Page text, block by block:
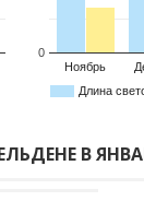
Длина
Ноябрь
0
В